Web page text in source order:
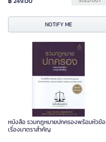
NOTIFY ME
หนังสือ รวมกฎหมายปกครองพร้อมหัวข้อ
เรื่องมาตราสำคัญ